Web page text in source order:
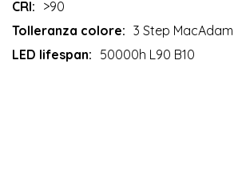
CRI: >90
Tolleranza colore: 3 Step MacAdam
LED lifespan: 50000h L90 B10